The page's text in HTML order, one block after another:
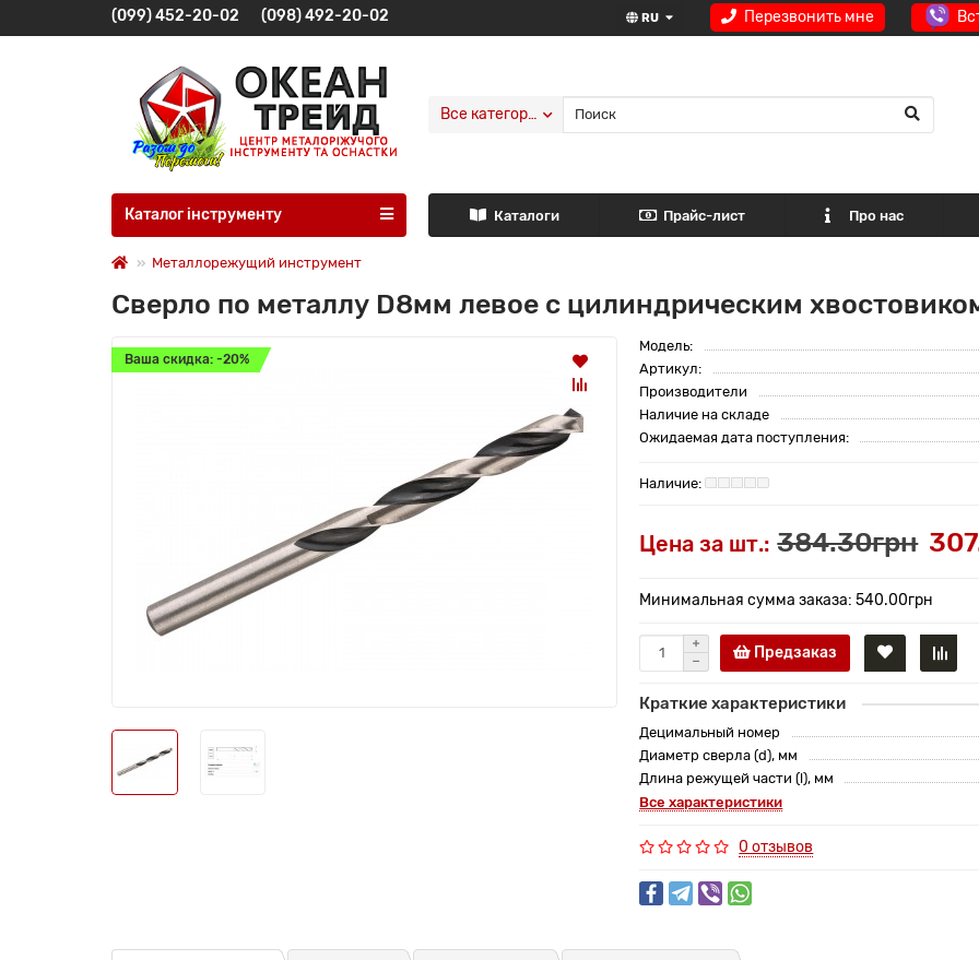
Перезвонить мне
RU
(099) 452-20-02 (098) 492-20-02
Все категории
Каталог інструменту Каталоги Прайс-лист Про нас
Металлорежущий инструмент
Сверло по металлу D8мм левое с цилиндрическим
Ваша скидка: -20%
Модель:
Артикул:
Производители
Наличие на складе
Ожидаемая дата поступления:
Цена за шт.: 384.30грн
Минимальная сумма заказа: 540.00грн
Предзаказ
Краткие характеристики
Децимальный номер
Диаметр сверла (d), мм
Длина режущей части (l), мм
Все характеристики
0 отзывов